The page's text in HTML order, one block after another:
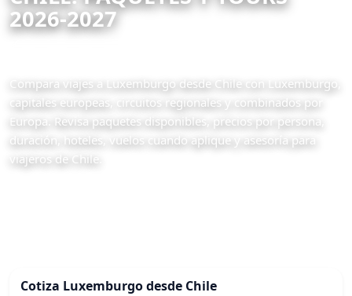
2026-2027
Compara viajes a Luxemburgo desde Chile con Luxemburgo,
capitales europeas, circuitos regionales y combinados por
Europa. Revisa paquetes disponibles, precios por persona,
duración, hoteles, vuelos cuando aplique y asesoría para
viajeros de Chile.
Cotiza Luxemburgo desde Chile